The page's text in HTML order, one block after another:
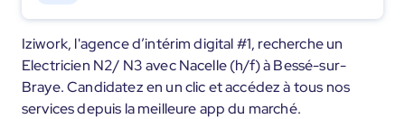
Iziwork, l'agence d’intérim digital #1, recherche un
Electricien N2/ N3 avec Nacelle (h/f) à Bessé-sur-
Braye. Candidatez en un clic et accédez à tous nos
services depuis la meilleure app du marché.